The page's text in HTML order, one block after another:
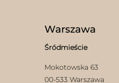
Warszawa
Śródmieście
Mokotowska 63
00-533 Warszawa